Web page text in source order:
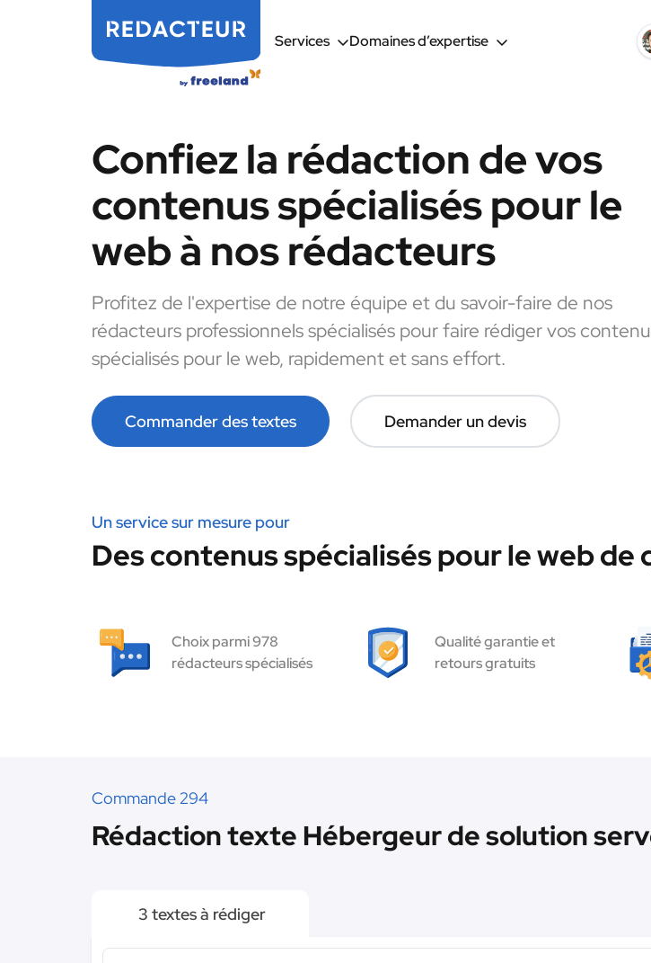
Services Domaines d’expertise
Confiez la rédaction de vos
contenus spécialisés pour le
web à nos rédacteurs
Profitez de l'expertise de notre équipe et du savoir-faire de nos
rédacteurs professionnels spécialisés pour faire rédiger vos
spécialisés pour le web, rapidement et sans effort.
Commander des textes Demander un devis
Un service sur mesure pour
Des contenus spécialisés pour le web de
Choix parmi 978
rédacteurs spécialisés
Qualité garantie et
retours gratuits
Commande 294
Rédaction texte Hébergeur de solution
3 textes à rédiger